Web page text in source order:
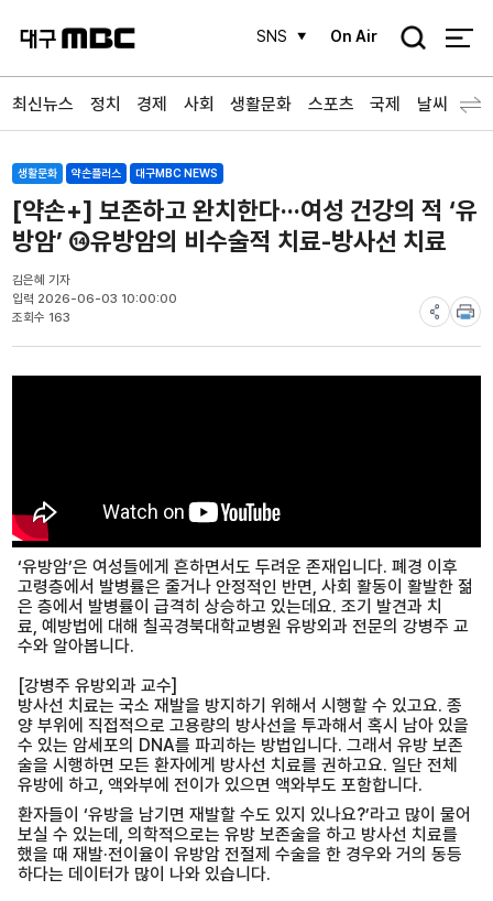
SNS On Air
검
최신뉴스 정치 경제 사회 생활문화 스포츠 국제 날씨
생활문화 약손플러스 대구MBC NEWS
[약손+] 보존하고 완치한다···여성 건강의 적 ‘유
방암’ ⑭유방암의 비수술적 치료-방사선 치료
김은혜 기자
입력 2026-06-03 10:00:00
조회수 163
‘유방암’은 여성들에게 흔하면서도 두려운 존재입니다. 폐경 이후
고령층에서 발병률은 줄거나 안정적인 반면, 사회 활동이 활발한 젊
은 층에서 발병률이 급격히 상승하고 있는데요. 조기 발견과 치
료, 예방법에 대해 칠곡경북대학교병원 유방외과 전문의 강병주 교
수와 알아봅니다.
[강병주 유방외과 교수]
방사선 치료는 국소 재발을 방지하기 위해서 시행할 수 있고요. 종
양 부위에 직접적으로 고용량의 방사선을 투과해서 혹시 남아 있을
수 있는 암세포의 DNA를 파괴하는 방법입니다. 그래서 유방 보존
술을 시행하면 모든 환자에게 방사선 치료를 권하고요. 일단 전체
유방에 하고, 액와부에 전이가 있으면 액와부도 포함합니다.
환자들이 ‘유방을 남기면 재발할 수도 있지 있나요?’라고 많이 물어
보실 수 있는데, 의학적으로는 유방 보존술을 하고 방사선 치료를
했을 때 재발·전이율이 유방암 전절제 수술을 한 경우와 거의 동등
하다는 데이터가 많이 나와 있습니다.